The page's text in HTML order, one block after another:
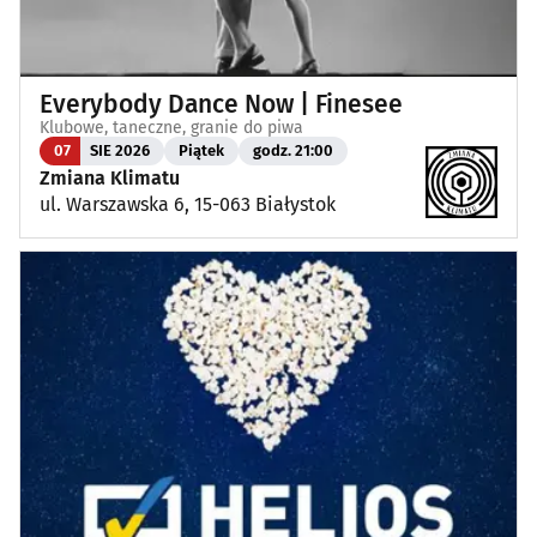
Everybody Dance Now | Finesee
Klubowe, taneczne, granie do piwa
07 SIE 2026 Piątek godz. 21:00
Zmiana Klimatu
ul. Warszawska 6, 15-063 Białystok